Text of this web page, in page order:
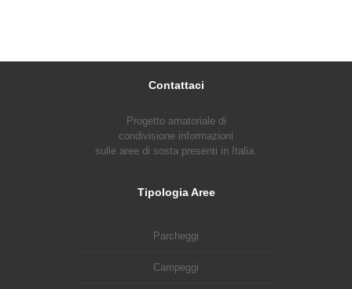
Contattaci
Progetto amatoriale di
condivisione informazioni
sulle aree di sosta presenti in Italia.
Tipologia Aree
Parcheggi
Campeggi